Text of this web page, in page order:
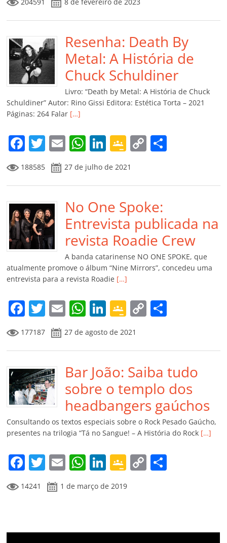
c
e
b
o
o
k
itt
er
ai
l
at
s
A
p
p
k
e
dI
n
o
gl
e
Cl
a
ss
ro
m
y
Li
n
k
p
ar
til
h
ar
Resenha: Death By
Metal: A História de
Chuck Schuldiner
Livro: “Death by Metal: A História de Chuck
Schuldiner” Autor: Rino Gissi Editora: Estética Torta – 2021
Páginas: 264 Falar […]
F
a
c
e
b
o
o
k
T
w
itt
er
E
m
ai
l
W
h
at
s
A
p
p
Li
n
k
e
dI
n
G
o
o
gl
e
Cl
a
ss
ro
o
m
C
y
Li
n
k
p
til
h
ar
188585 27 de julho de 2021
No One Spoke:
Entrevista publicada na
revista Roadie Crew
A banda catarinense NO ONE SPOKE, que
atualmente promove o álbum “Nine Mirrors”, concedeu uma
entrevista para a revista Roadie […]
F
a
c
e
b
o
o
k
T
w
itt
er
E
m
ai
l
W
at
s
A
p
p
Li
n
k
e
dI
n
G
o
o
gl
e
Cl
a
ss
ro
o
m
C
y
Li
n
k
p
ar
til
h
ar
177187 27 de agosto de 2021
Bar João: Saiba tudo
sobre o templo dos
headbangers gaúchos
Consultando os textos especiais sobre o Rock Pesado Gaúcho,
presentes na trilogia “Tá no Sangue! – A História do Rock […]
F
a
c
b
T
w
itt
E
m
ai
W
at
A
Li
n
k
dI
G
o
o
e
C
Li ar
14241 1 de março de 2019